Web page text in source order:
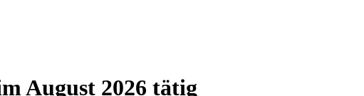
August 2026 tätig